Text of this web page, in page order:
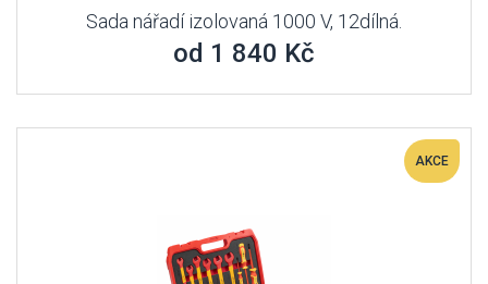
Sada nářadí izolovaná 1000 V, 12dílná.
od 1 840 Kč
AKCE